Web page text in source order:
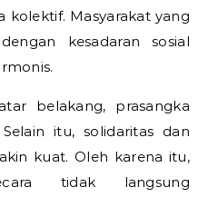
kolektif. Masyarakat yang
kesadaran sosial
belakang, prasangka
itu, solidaritas dan
kuat. Oleh karena itu,
tidak langsung